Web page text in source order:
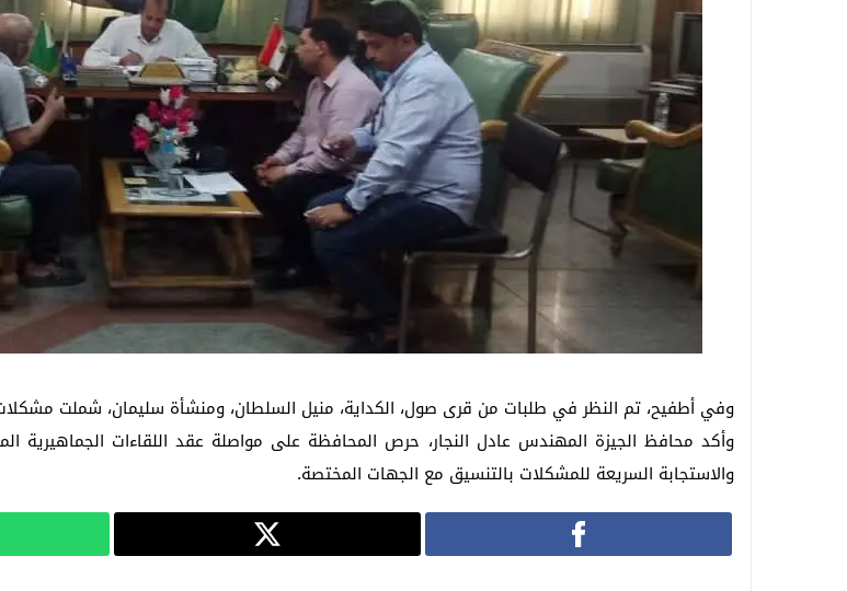
وفي أطفيح، تم النظر في طلبات من قرى صول، الكداية، منيل السلطان، ومنشأة سليمان، شملت مشكلات
وأكد محافظ الجيزة المهندس عادل النجار، حرص المحافظة على مواصلة عقد اللقاءات الجماهيرية
والاستجابة السريعة للمشكلات بالتنسيق مع الجهات المختصة.